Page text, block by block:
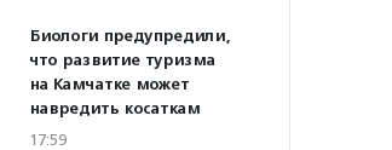
Биологи предупредили,
что развитие туризма
на Камчатке может
навредить косаткам
17:59